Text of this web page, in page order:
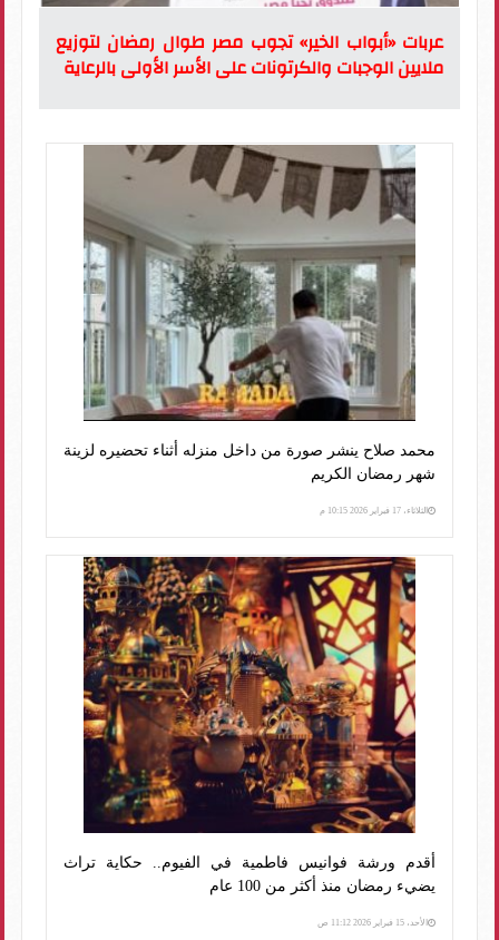
عربات «أبواب الخير» تجوب مصر طوال رمضان لتوزيع
ملايين الوجبات والكرتونات على الأسر الأولى بالرعاية
محمد صلاح ينشر صورة من داخل منزله أثناء تحضيره لزينة
شهر رمضان الكريم
الثلاثاء، 17 فبراير 2026 10:15 م
أقدم ورشة فوانيس فاطمية في الفيوم.. حكاية تراث
يضيء رمضان منذ أكثر من 100 عام
الأحد، 15 فبراير 2026 11:12 ص